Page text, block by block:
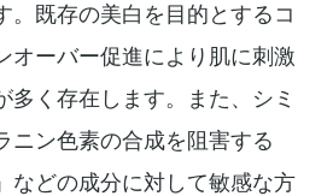
。既存の美白を目的とするコ
オーバー促進により肌に刺激
多く存在します。また、シミ
ニン色素の合成を阻害する
などの成分に対して敏感な方